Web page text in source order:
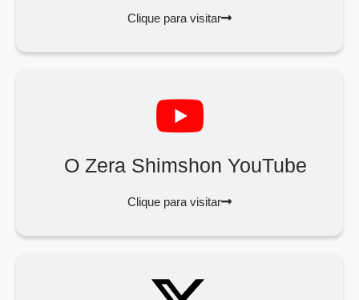
Clique para visitar
O Zera Shimshon YouTube
Clique para visitar